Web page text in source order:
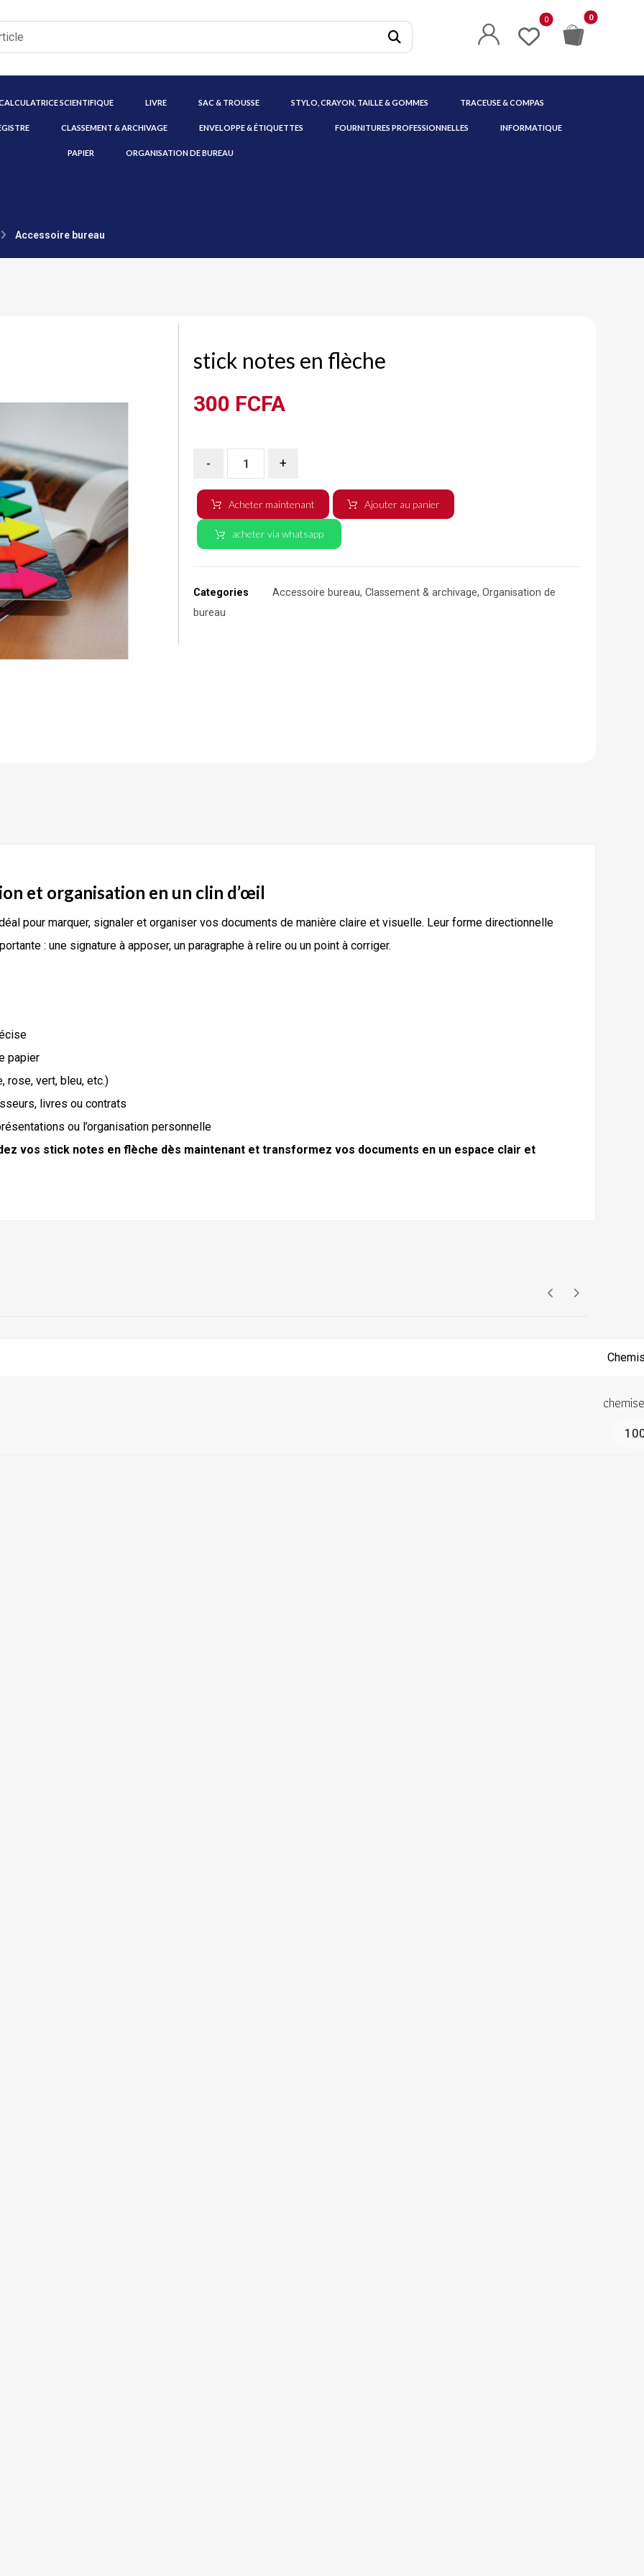
SCIENTIFIQUE LIVRE SAC & TROUSSE STYLO, CRAYON, TAILLE & GOMMES TRACEUSE & COMPAS
CLASSEMENT & ARCHIVAGE ENVELOPPE & ÉTIQUETTES FOURNITURES PROFESSIONNELLES INFORMATIQUE
PAPIER ORGANISATION DE BUREAU
Accessoire bureau
stick notes en flèche
300 FCFA
- +
Acheter maintenant Ajouter au panier
acheter via whatsapp
Categories Accessoire bureau,Classement & archivage,Organisation de
bureau
et organisation en un clin d’œil
pour marquer, signaler et organiser vos documents de manière claire et visuelle. Leur forme directionnelle
: une signature à apposer, un paragraphe à relire ou un point à corriger.
papier
rose, vert, bleu, etc.)
livres ou contrats
ou l’organisation personnelle
vos stick notes en flèche dès maintenant et transformez vos documents en un espace clair et